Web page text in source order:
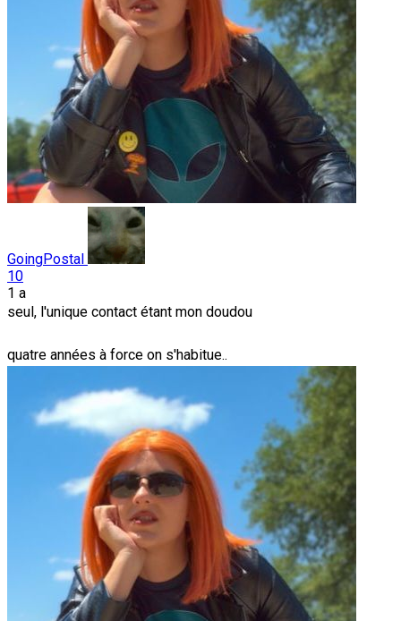
GoingPostal
10
1 a
seul, l'unique contact étant mon doudou
quatre années à force on s'habitue..